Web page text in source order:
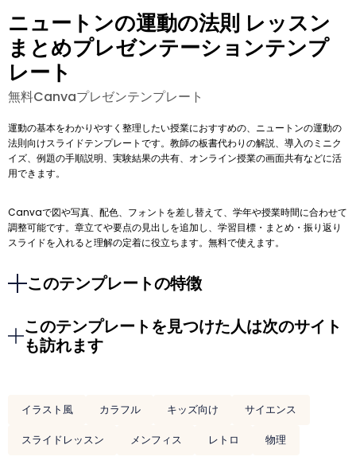
ニュートンの運動の法則 レッスン
まとめプレゼンテーションテンプ
レート
無料Canvaプレゼンテンプレート
運動の基本をわかりやすく整理したい授業におすすめの、ニュートンの運動の
法則向けスライドテンプレートです。教師の板書代わりの解説、導入のミニク
イズ、例題の手順説明、実験結果の共有、オンライン授業の画面共有などに活
用できます。
Canvaで図や写真、配色、フォントを差し替えて、学年や授業時間に合わせて
調整可能です。章立てや要点の見出しを追加し、学習目標・まとめ・振り返り
スライドを入れると理解の定着に役立ちます。無料で使えます。
このテンプレートの特徴
このテンプレートを見つけた人は次のサイト
も訪れます
イラスト風 カラフル キッズ向け
サイエンス
スライドレッスン
メンフィス レトロ 物理